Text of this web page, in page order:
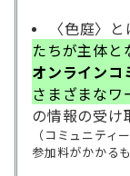
〈色庭〉
たちが主体と
オンラインコ
さまざまな
の情報の受け
（コミュニティ
参加料がかかる